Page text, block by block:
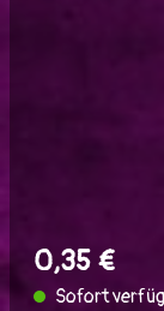
0,35 €
Sofort